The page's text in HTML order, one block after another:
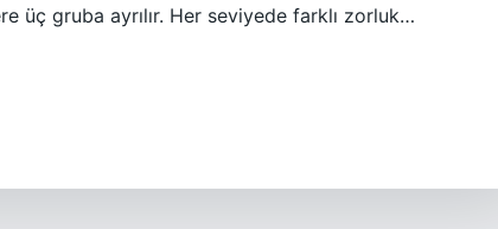
üç gruba ayrılır. Her seviyede farklı zorluk…